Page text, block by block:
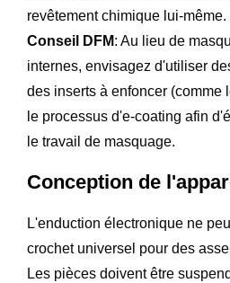
revêtement chimique lui-même.
Conseil DFM: Au lieu de
internes, envisagez d'utiliser
des inserts à enfoncer (comme
le processus d'e-coating afin
le travail de masquage.
Conception de
L'enduction électronique ne
crochet universel pour des
Les pièces doivent être